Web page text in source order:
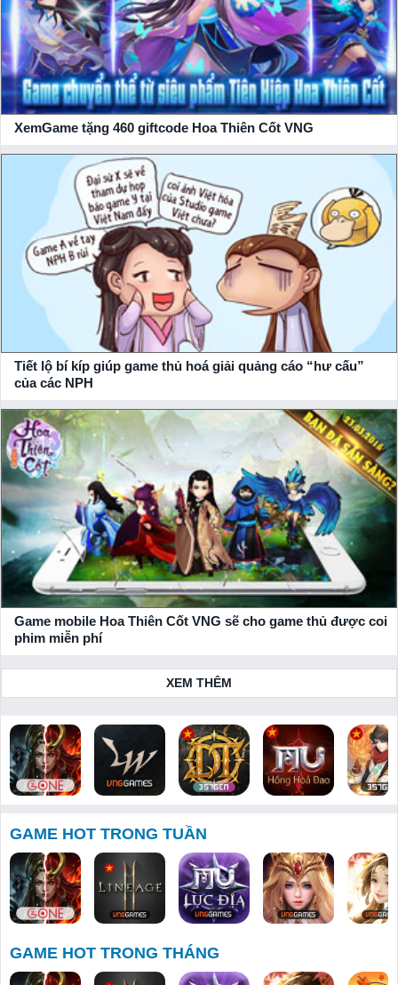
XemGame tặng 460 giftcode Hoa Thiên Cốt VNG
Tiết lộ bí kíp giúp game thủ hoá giải quảng cáo “hư cấu”
của các NPH
Game mobile Hoa Thiên Cốt VNG sẽ cho game thủ được coi
phim miễn phí
XEM THÊM
Anh Hùng
GAME HOT TRONG TUẦN
GAME HOT TRONG THÁNG